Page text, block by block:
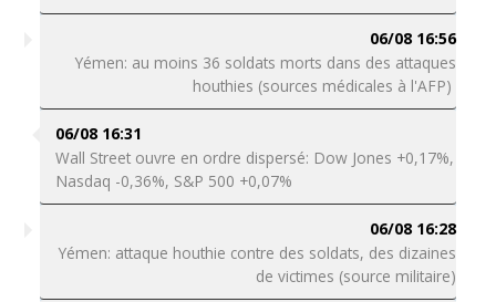
06/08 16:56
Yémen: au moins 36 soldats morts dans des attaques
houthies (sources médicales à l'AFP)
06/08 16:31
Wall Street ouvre en ordre dispersé: Dow Jones +0,17%,
Nasdaq -0,36%, S&P 500 +0,07%
06/08 16:28
Yémen: attaque houthie contre des soldats, des dizaines
de victimes (source militaire)